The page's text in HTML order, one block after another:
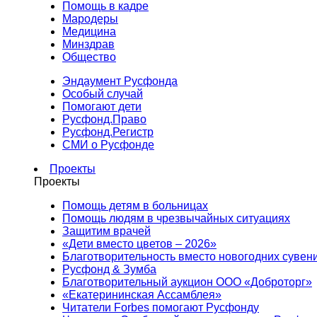
Помощь в кадре
Мародеры
Медицина
Минздрав
Общество
Эндаумент Русфонда
Особый случай
Помогают дети
Русфонд.Право
Русфонд.Регистр
СМИ о Русфонде
Проекты
Проекты
Помощь детям в больницах
Помощь людям в чрезвычайных ситуациях
Защитим врачей
«Дети вместо цветов – 2026»
Благотворительность вместо новогодних
Русфонд & Зумба
Благотворительный аукцион ООО «Доброторг»
«Екатерининская Ассамблея»
Читатели Forbes помогают Русфонду